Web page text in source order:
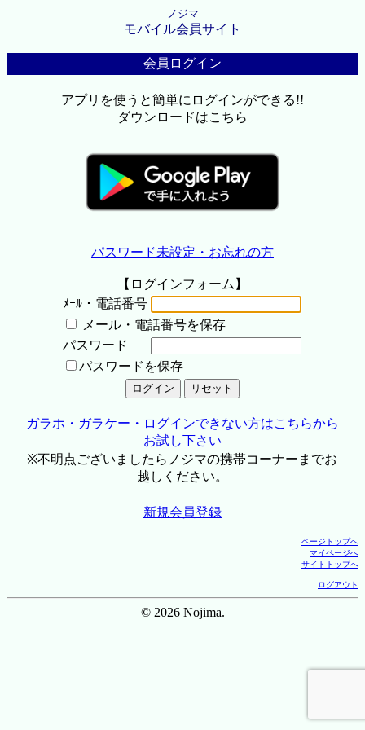
ノジマ
モバイル会員サイト
会員ログイン
アプリを使うと簡単にログインができる!!
ダウンロードはこちら
パスワード未設定・お忘れの方
【ログインフォーム】
ﾒｰﾙ・電話番号
メール・電話番号を保存
パスワード
パスワードを保存
ガラホ・ガラケー・ログインできない方はこちらから
お試し下さい
※不明点ございましたらノジマの携帯コーナーまでお
越しください。
新規会員登録
ページトップへ
マイページへ
サイトトップへ
ログアウト
© 2026 Nojima.